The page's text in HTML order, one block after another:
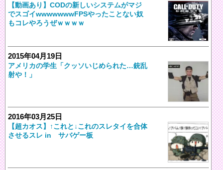
【動画あり】CODの新しいシステムがマジ
でスゴイwwwwwwwFPSやったことない奴
もコレやろうぜｗｗｗｗ
2015年04月19日
アメリカの学生「クッソいじめられた…銃乱
射や！」
2016年03月25日
【超カオス】↑これと↓これのスレタイを合体
させるスレ in サバゲー板